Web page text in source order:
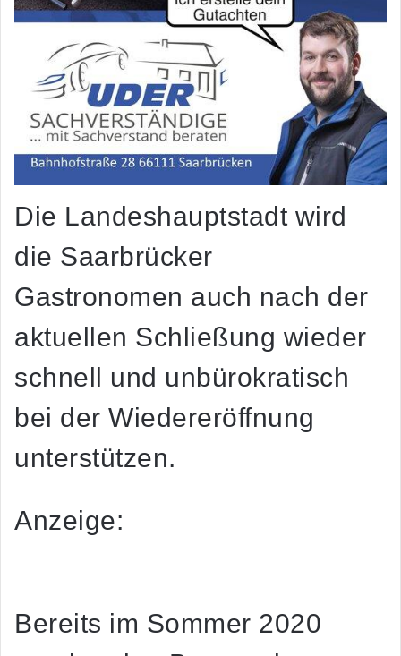
Die Landeshauptstadt wird
die Saarbrücker
Gastronomen auch nach der
aktuellen Schließung wieder
schnell und unbürokratisch
bei der Wiedereröffnung
unterstützen.
Anzeige:
Bereits im Sommer 2020